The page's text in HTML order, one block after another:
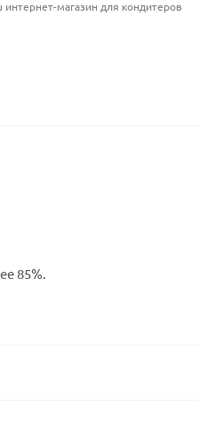
магазин для кондитеров
85%.